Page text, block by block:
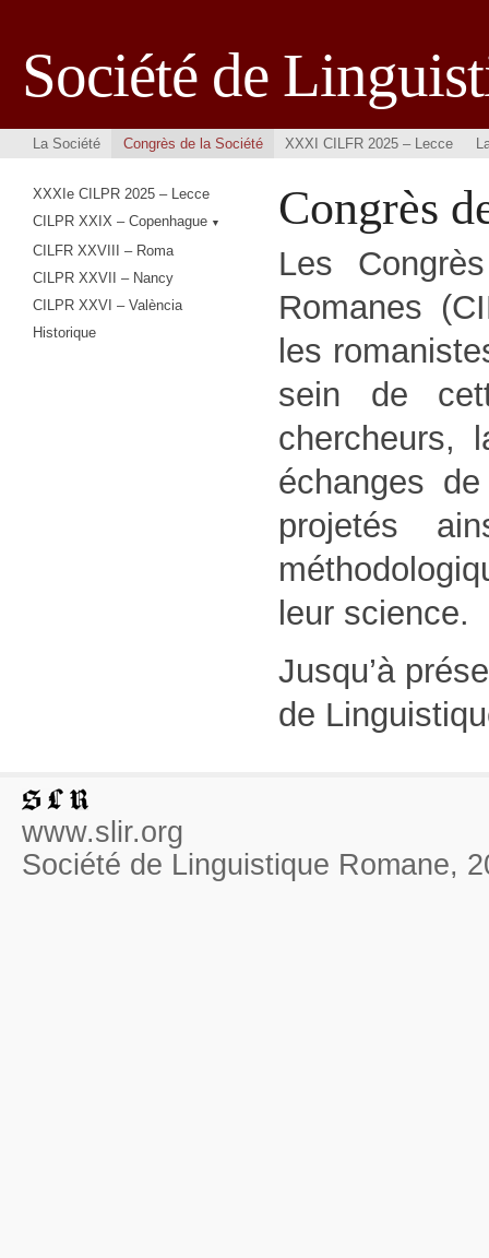
Société de
La Société Congrès de la Société XXXI CILFR 2025 – Lecce
XXXIe CILPR 2025 – Lecce
CILPR XXIX – Copenhague
CILFR XXVIII – Roma
CILPR XXVII – Nancy
CILPR XXVI – València
Historique
Congrès
Les
Romanes
les
sein de
chercheurs,
échanges
projetés
leur science.
Jusqu’à
de
www.slir.org
Société de Linguistique Romane,